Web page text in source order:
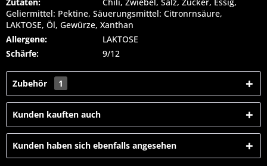
Geliermittel: Pektine, Säuerungsmittel: Citronrnsäure,
LAKTOSE, Öl, Gewürze, Xanthan
Allergene:
LAKTOSE
Schärfe:
9/12
Zubehör 1
Kunden kauften auch
Kunden haben sich ebenfalls angesehen